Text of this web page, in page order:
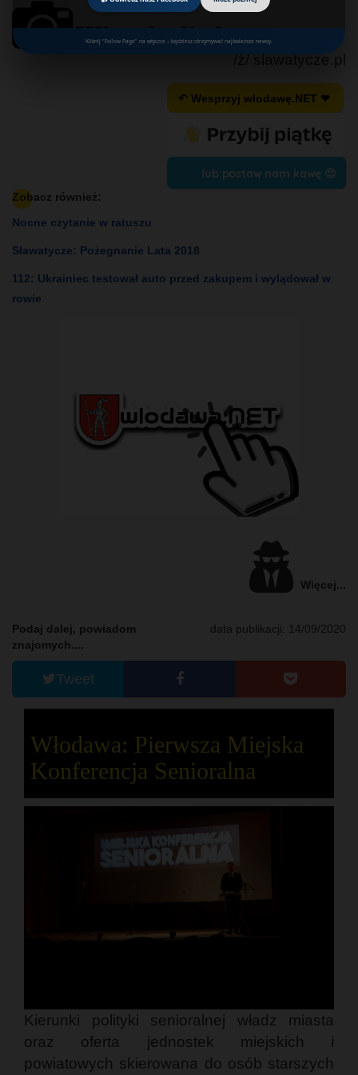
Kliknij "Follow Page" na wtyczce – będziesz otrzymywać najświeższe newsy.
/ź/ slawatycze.pl
↶ Wesprzyj wlodawę.NET ❤
lub postaw nam kawę 😍
Zobacz również:
Nocne czytanie w ratuszu
Sławatycze: Pożegnanie Lata 2018
112: Ukrainiec testował auto przed zakupem i wylądował w
rowie
Więcej...
data publikacji: 14/09/2020
Podaj dalej, powiadom
znajomych....
Tweet
Włodawa: Pierwsza Miejska
Konferencja Senioralna
Kierunki polityki senioralnej władz miasta
oraz oferta jednostek miejskich i
powiatowych skierowana do osób starszych